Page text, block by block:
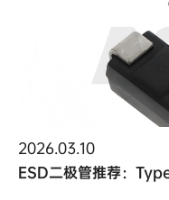
2026.03.10
ESD二极管推荐：